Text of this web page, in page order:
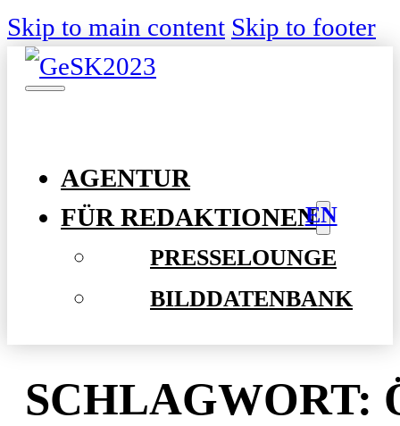
Skip to main content Skip to footer
AGENTUR
FÜR REDAKTIONEN
PRESSELOUNGE
BILDDATENBANK
EN
SCHLAGWORT: